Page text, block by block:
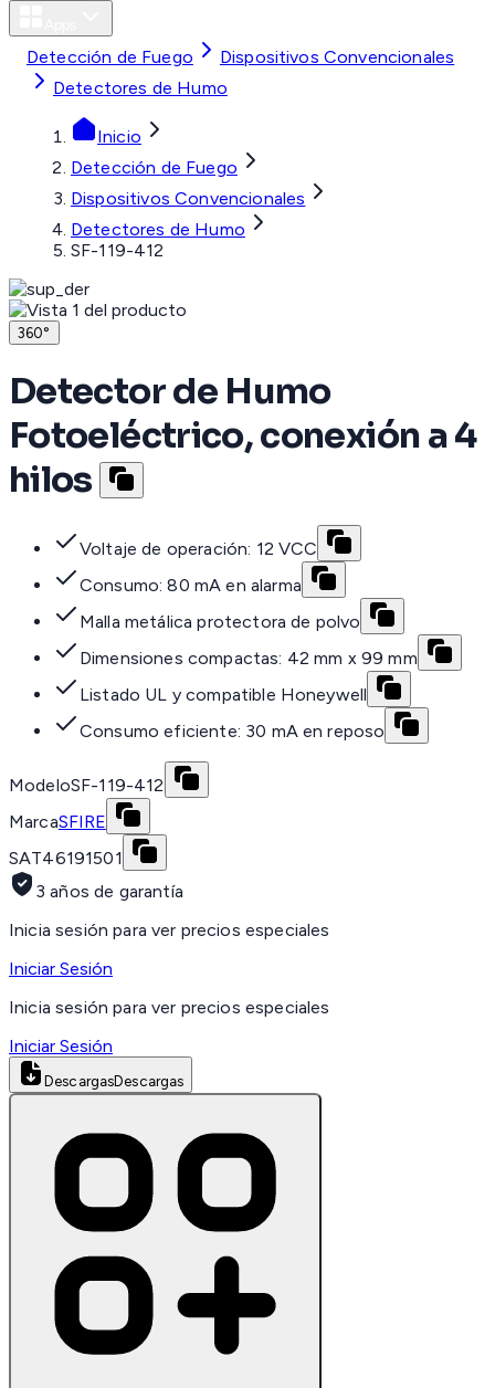
Detección de Fuego
Dispositivos Convencionales
Detectores de Humo
Inicio
Detección de Fuego
Dispositivos Convencionales
Detectores de Humo
SF-119-412
360°
Detector de Humo
Fotoeléctrico, conexión a 4
hilos
Voltaje de operación: 12 VCC
Consumo: 80 mA en alarma
Malla metálica protectora de polvo
Dimensiones compactas: 42 mm x 99 mm
Listado UL y compatible Honeywell
Consumo eficiente: 30 mA en reposo
ModeloSF-119-412
MarcaSFIRE
SAT46191501
3 años de garantía
Inicia sesión para ver precios especiales
Iniciar Sesión
Inicia sesión para ver precios especiales
Iniciar Sesión
DescargasDescargas